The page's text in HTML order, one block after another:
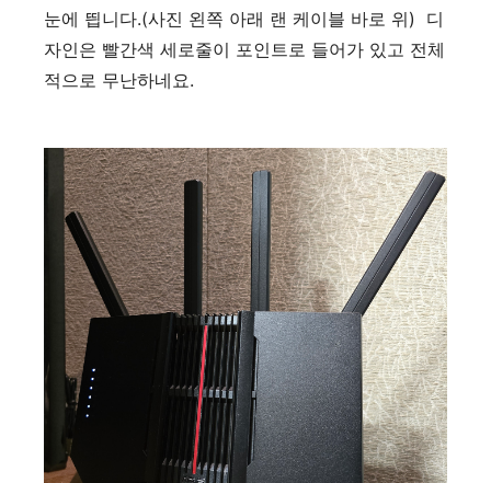
눈에 띕니다.(사진 왼쪽 아래 랜 케이블 바로 위) 디
자인은 빨간색 세로줄이 포인트로 들어가 있고 전체
적으로 무난하네요.